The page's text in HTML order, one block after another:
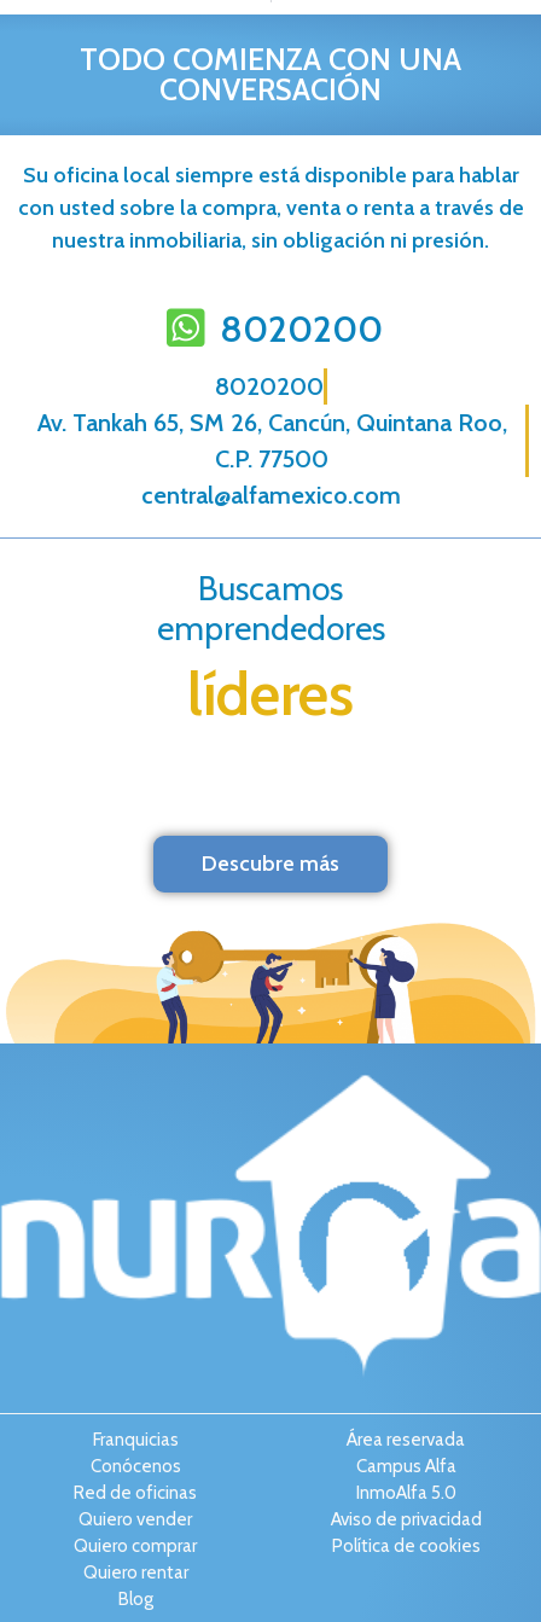
TODO COMIENZA CON UNA
CONVERSACIÓN
Su oficina local siempre está disponible para hablar
con usted sobre la compra, venta o renta a través de
nuestra inmobiliaria, sin obligación ni presión.
8020200
8020200
Av. Tankah 65, SM 26, Cancún, Quintana Roo,
C.P. 77500
central@alfamexico.com
Buscamos
emprendedores
líderes
Descubre más
Franquicias
Conócenos
Red de oficinas
Quiero vender
Quiero comprar
Quiero rentar
Blog
Área reservada
Campus Alfa
InmoAlfa 5.0
Aviso de privacidad
Política de cookies